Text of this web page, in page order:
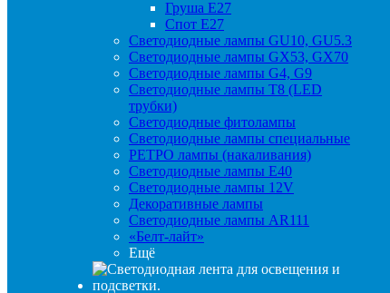
Груша Е27
Спот Е27
Светодиодные лампы GU10, GU5.3
Светодиодные лампы GX53, GX70
Светодиодные лампы G4, G9
Светодиодные лампы Т8 (LED
трубки)
Светодиодные фитолампы
Светодиодные лампы специальные
РЕТРО лампы (накаливания)
Светодиодные лампы E40
Светодиодные лампы 12V
Декоративные лампы
Светодиодные лампы AR111
«Белт-лайт»
Ещё